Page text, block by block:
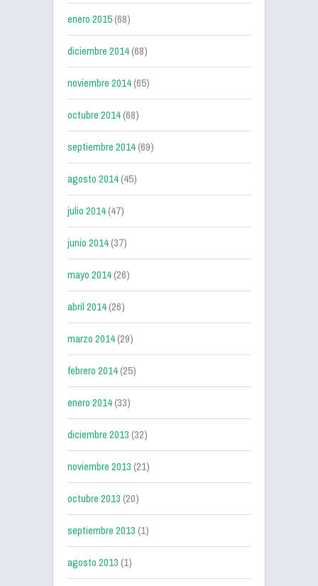
enero 2015(68)
diciembre 2014(68)
noviembre 2014(65)
octubre 2014(68)
septiembre 2014(69)
agosto 2014(45)
julio 2014(47)
junio 2014(37)
mayo 2014(26)
abril 2014(26)
marzo 2014(29)
febrero 2014(25)
enero 2014(33)
diciembre 2013(32)
noviembre 2013(21)
octubre 2013(20)
septiembre 2013(1)
agosto 2013(1)